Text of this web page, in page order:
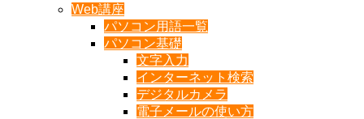
Web講座
パソコン用語一覧
パソコン基礎
文字入力
インターネット検索
デジタルカメラ
電子メールの使い方